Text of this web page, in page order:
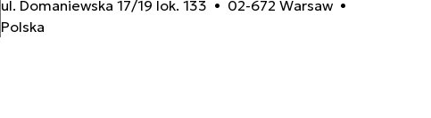
ul. Domaniewska 17/19 lok. 133 • 02-672 Warsaw •
Polska